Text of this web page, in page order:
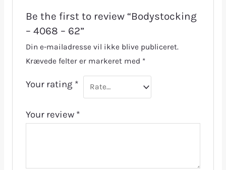
Be the first to review “Bodystocking
– 4068 – 62”
Din e-mailadresse vil ikke blive publiceret.
Krævede felter er markeret med *
Your rating *
Your review *